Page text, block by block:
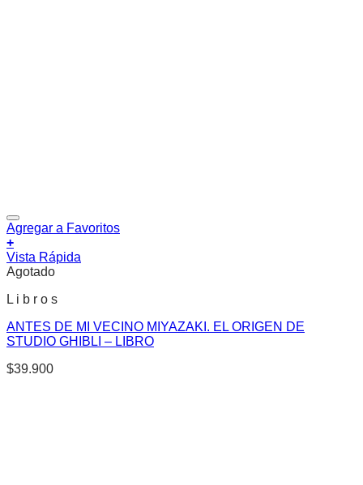
Agregar a Favoritos
+
Vista Rápida
Agotado
L i b r o s
ANTES DE MI VECINO MIYAZAKI. EL ORIGEN DE
STUDIO GHIBLI – LIBRO
$39.900